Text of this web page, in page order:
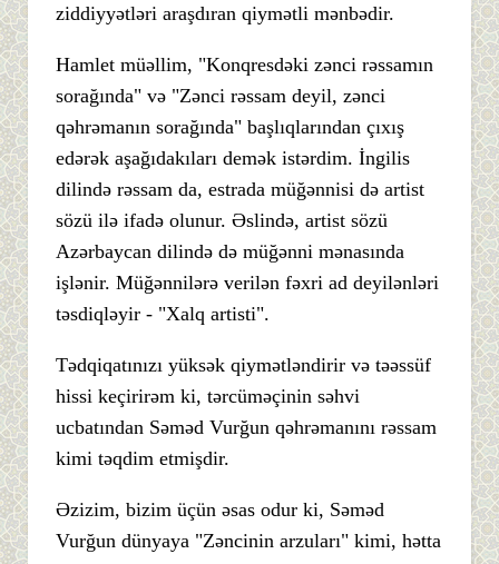
ziddiyyətləri araşdıran qiymətli mənbədir.
Hamlet müəllim, "Konqresdəki zənci rəssamın
sorağında" və "Zənci rəssam deyil, zənci
qəhrəmanın sorağında" başlıqlarından çıxış
edərək aşağıdakıları demək istərdim. İngilis
dilində rəssam da, estrada müğənnisi də artist
sözü ilə ifadə olunur. Əslində, artist sözü
Azərbaycan dilində də müğənni mənasında
işlənir. Müğənnilərə verilən fəxri ad deyilənləri
təsdiqləyir - "Xalq artisti".
Tədqiqatınızı yüksək qiymətləndirir və təəssüf
hissi keçirirəm ki, tərcüməçinin səhvi
ucbatından Səməd Vurğun qəhrəmanını rəssam
kimi təqdim etmişdir.
Əzizim, bizim üçün əsas odur ki, Səməd
Vurğun dünyaya "Zəncinin arzuları" kimi, hətta